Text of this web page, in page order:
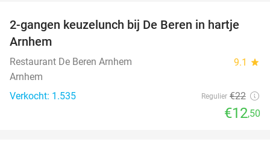
43%
2-gangen keuzelunch bij De Beren in hartje
Arnhem
Restaurant De Beren Arnhem 9.1 star
Arnhem
Verkocht: 1.535
Regulier €22
€12,50